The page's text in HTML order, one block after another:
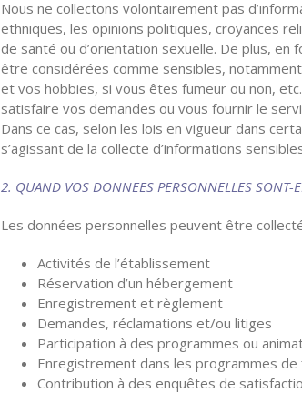
Nous ne collectons volontairement pas
ethniques, les opinions politiques, croyances
de santé ou d’orientation sexuelle. De plus,
être considérées comme sensibles,
et vos hobbies, si vous êtes fumeur ou non,
satisfaire vos demandes ou vous fournir le
Dans ce cas, selon les lois en vigueur dans
s’agissant de la collecte d’informations
2. QUAND VOS DONNEES PERSONNELLES SONT-
Les données personnelles peuvent être
Activités de l’établissement
Réservation d’un hébergement
Enregistrement et règlement
Demandes, réclamations et/ou litiges
Participation à des programmes ou
Enregistrement dans les programmes de
Contribution à des enquêtes de